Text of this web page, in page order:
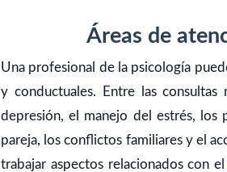
Áreas de
Una profesional de la psicología
y conductuales. Entre las
depresión, el manejo del estrés, los
pareja, los conflictos familiares y el
trabajar aspectos relacionados con